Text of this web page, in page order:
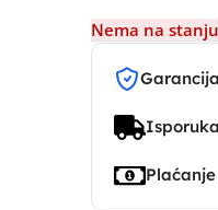
Nema na stanju